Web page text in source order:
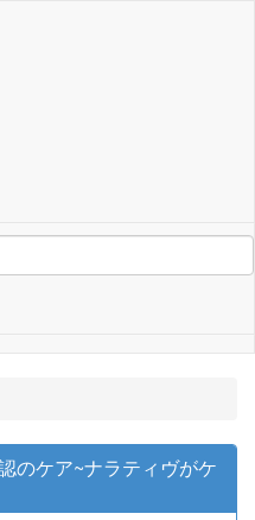
のケア~ナラティヴがケ